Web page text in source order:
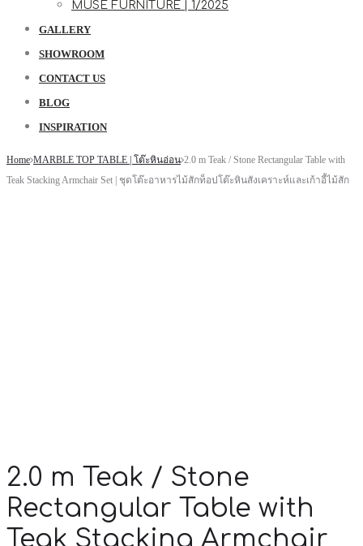
MUSE FURNITURE | 1/2025
GALLERY
SHOWROOM
CONTACT US
BLOG
INSPIRATION
Home MARBLE TOP TABLE | โต๊ะหินอ่อน 2.0 m Teak / Stone Rectangular Table with
Teak Stacking Armchair Set | ชุดโต๊ะอาหารไม้สักท็อปโต๊ะหินสังเคราะห์และเก้าอี้ไม้สัก
2.0 m Teak / Stone
Rectangular Table with
Teak Stacking Armchair